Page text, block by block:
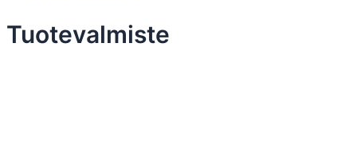
Tuotevalmiste